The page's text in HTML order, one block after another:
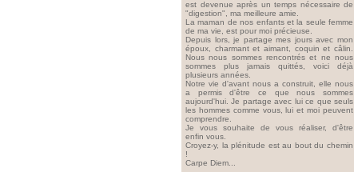
est devenue après un temps nécessaire de
"digestion", ma meilleure amie.
La maman de nos enfants et la seule femme
de ma vie, est pour moi précieuse.
Depuis lors, je partage mes jours avec mon
époux, charmant et aimant, coquin et câlin.
Nous nous sommes rencontrés et ne nous
sommes plus jamais quittés, voici déjà
plusieurs années.
Notre vie d'avant nous a construit, elle nous
a permis d'être ce que nous sommes
aujourd'hui. Je partage avec lui ce que seuls
les hommes comme vous, lui et moi peuvent
comprendre.
Je vous souhaite de vous réaliser, d'être
enfin vous.
Croyez-y, la plénitude est au bout du chemin
!
Carpe Diem...